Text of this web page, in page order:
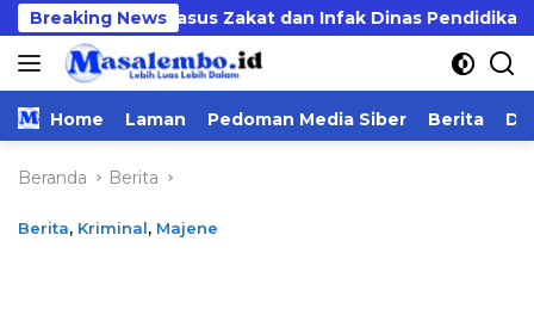
Langsung
ke
konten
Breaking News
Tuntas Kasus Zakat dan Infak Dinas Pendidikan
Home Laman Pedoman Media Siber Berita
Beranda Berita
Berita, Kriminal, Majene